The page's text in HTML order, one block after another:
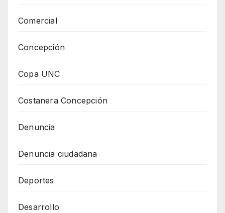
Comercial
Concepción
Copa UNC
Costanera Concepción
Denuncia
Denuncia ciudadana
Deportes
Desarrollo